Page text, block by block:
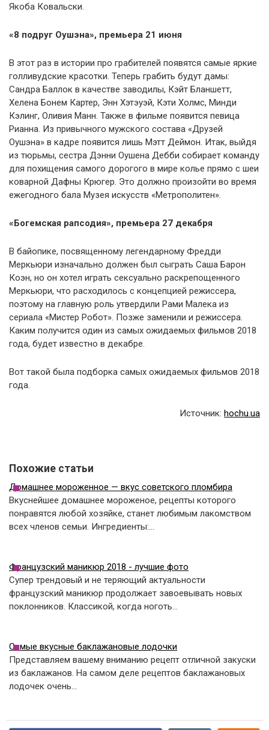
Якоба Ковальски.
«8 подруг Оушэна», премьера 21 июня
В этот раз в истории про грабителей появятся самые яркие
голливудские красотки. Теперь грабить будут дамы:
Сандра Баллок в качестве заводилы, Кэйт Бланшетт,
Хелена Бонем Картер, Энн Хэтэуэй, Кэти Холмс, Минди
Кэлинг, Оливия Манн. Также в фильме появится певица
Рианна. Из привычного мужского состава «Друзей
Оушэна» в кадре появится лишь Мэтт Деймон. Итак, выйдя
из тюрьмы, сестра Дэнни Оушена Дебби собирает команду
для похищения самого дорогого в мире колье прямо с шеи
коварной Дафны Крюгер. Это должно произойти во время
ежегодного бала Музея искусств «Метрополитен».
«Богемская рапсодия», премьера 27 декабря
В байопике, посвященному легендарному Фредди
Меркьюри изначально должен был сыграть Саша Барон
Коэн, но он хотел играть сексуально раскрепощенного
Меркьюри, что расходилось с концепцией режиссера,
поэтому на главную роль утвердили Рами Малека из
сериала «Мистер Робот». Позже заменили и режиссера.
Каким получится один из самых ожидаемых фильмов 2018
года, будет известно в декабре.
Вот такой была подборка самых ожидаемых фильмов 2018
года.
Источник: hochu.ua
Похожие статьи
Домашнее мороженное — вкус советского пломбира
Вкуснейшее домашнее мороженое, рецепты которого
понравятся любой хозяйке, станет любимым лакомством
всех членов семьи. Ингредиенты:…
Французский маникюр 2018 - лучшие фото
Супер трендовый и не теряющий актуальности
французский маникюр продолжает завоевывать новых
поклонников. Классикой, когда ноготь…
Самые вкусные баклажановые лодочки
Представляем вашему вниманию рецепт отличной закуски
из баклажанов. На самом деле рецептов баклажановых
лодочек очень…